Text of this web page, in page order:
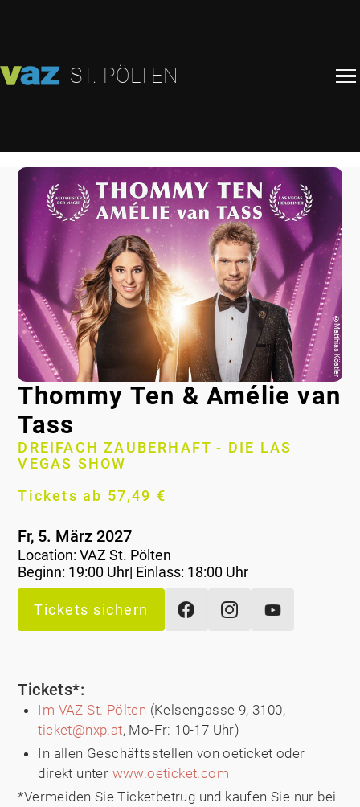
ST. PÖLTEN
Thommy Ten & Amélie van
Tass
DREIFACH ZAUBERHAFT - DIE LAS
VEGAS SHOW
Tickets ab 57,49 €
Fr, 5. März 2027
Location:VAZ St. Pölten
Beginn: 19:00 Uhr| Einlass: 18:00 Uhr
Tickets sichern
Tickets*:
Im VAZ St. Pölten (Kelsengasse 9, 3100,
ticket@nxp.at, Mo-Fr: 10-17 Uhr)
In allen Geschäftsstellen von oeticket oder
direkt unter www.oeticket.com
*Vermeiden Sie Ticketbetrug und kaufen Sie nur bei
©
Matthias Köstler